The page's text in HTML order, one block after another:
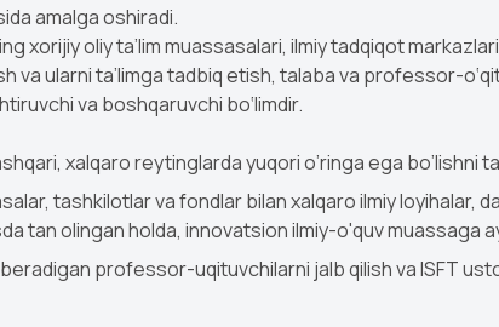
amalga oshiradi.
xorijiy oliy ta’lim muassasalari, ilmiy tadqiqot
va ularni ta’limga tadbiq etish, talaba va professor-
va boshqaruvchi bо‘limdir.
xalqaro reytinglarda yuqori o’ringa ega bo’lishni
tashkilotlar va fondlar bilan xalqaro ilmiy loyihalar,
tan olingan holda, innovatsion ilmiy-o'quv muassaga
professor-uqituvchilarni jalb qilish va ISFT